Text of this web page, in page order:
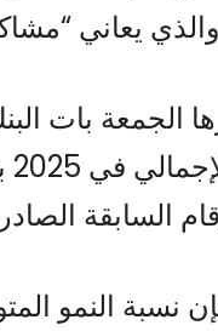
والذي يعاني
بات